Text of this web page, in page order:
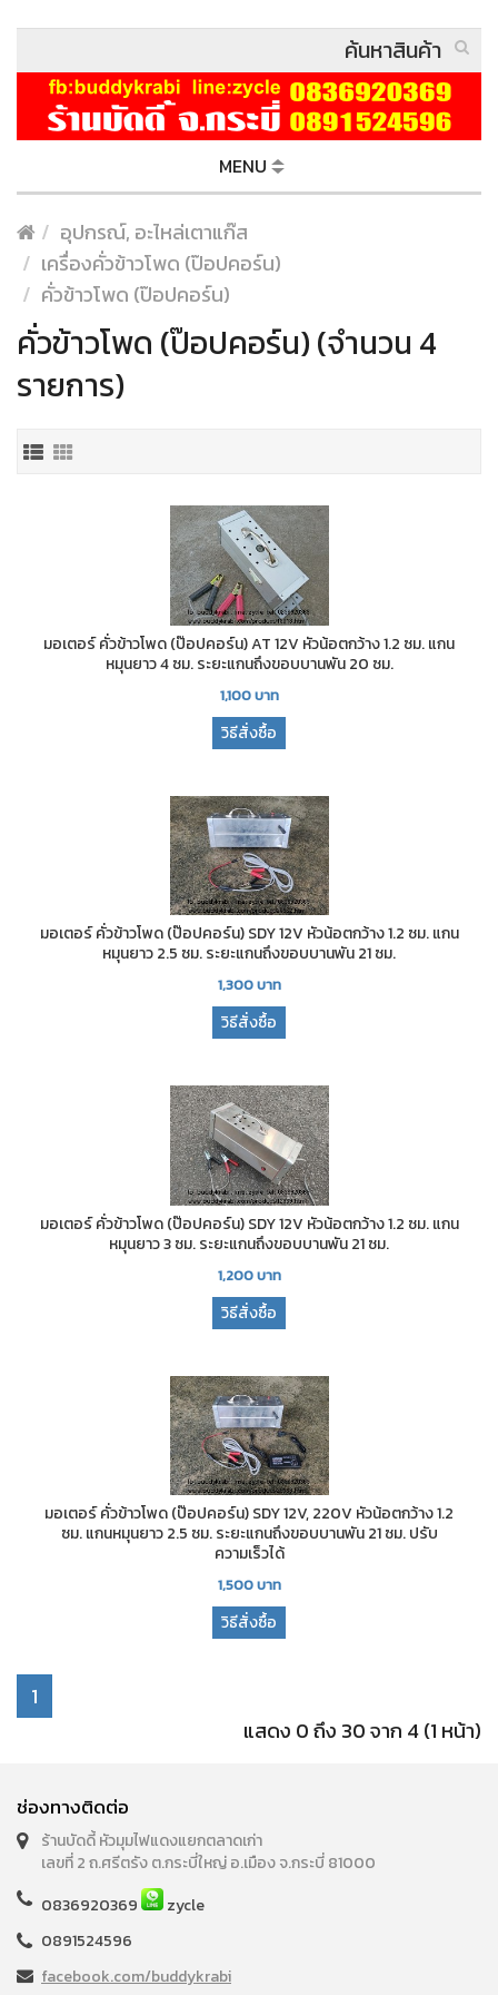
MENU
อุปกรณ์, อะไหล่เตาแก๊ส
เครื่องคั่วข้าวโพด (ป๊อปคอร์น)
คั่วข้าวโพด (ป๊อปคอร์น)
คั่วข้าวโพด (ป๊อปคอร์น) (จำนวน 4
รายการ)
มอเตอร์ คั่วข้าวโพด (ป๊อปคอร์น) AT 12V หัวน้อตกว้าง 1.2 ซม. แกน
หมุนยาว 4 ซม. ระยะแกนถึงขอบบานพัน 20 ซม.
1,100บาท
วิธีสั่งซื้อ
มอเตอร์ คั่วข้าวโพด (ป๊อปคอร์น) SDY 12V หัวน้อตกว้าง 1.2 ซม. แกน
หมุนยาว 2.5 ซม. ระยะแกนถึงขอบบานพัน 21 ซม.
1,300บาท
วิธีสั่งซื้อ
มอเตอร์ คั่วข้าวโพด (ป๊อปคอร์น) SDY 12V หัวน้อตกว้าง 1.2 ซม. แกน
หมุนยาว 3 ซม. ระยะแกนถึงขอบบานพัน 21 ซม.
1,200บาท
วิธีสั่งซื้อ
มอเตอร์ คั่วข้าวโพด (ป๊อปคอร์น) SDY 12V, 220V หัวน้อตกว้าง 1.2
ซม. แกนหมุนยาว 2.5 ซม. ระยะแกนถึงขอบบานพัน 21 ซม. ปรับ
ความเร็วได้
1,500บาท
วิธีสั่งซื้อ
1
แสดง 0 ถึง 30 จาก 4 (1 หน้า)
ช่องทางติดต่อ
ร้านบัดดี้ หัวมุมไฟแดงแยกตลาดเก่า
เลขที่ 2 ถ.ศรีตรัง ต.กระบี่ใหญ่ อ.เมือง จ.กระบี่ 81000
0836920369
zycle
0891524596
facebook.com/buddykrabi